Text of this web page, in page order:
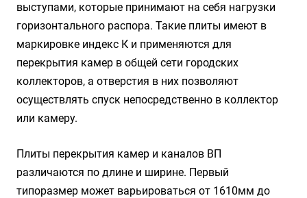
выступами, которые принимают на себя нагрузки
горизонтального распора. Такие плиты имеют в
маркировке индекс К и применяются для
перекрытия камер в общей сети городских
коллекторов, а отверстия в них позволяют
осуществлять спуск непосредственно в коллектор
или камеру.
Плиты перекрытия камер и каналов ВП
различаются по длине и ширине. Первый
типоразмер может варьироваться от 1610мм до